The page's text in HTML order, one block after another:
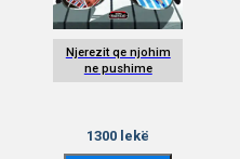
Njerezit qe njohim
ne pushime
1300 lekë